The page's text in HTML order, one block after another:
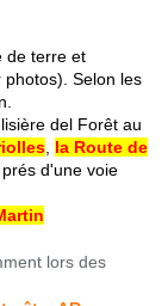
de terre et
Selon les
del Forêt au
la Route de
d'une voie
lors des